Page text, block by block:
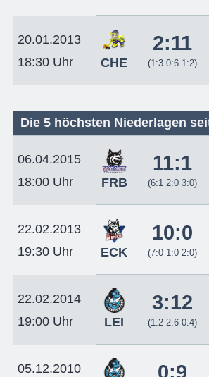
20.01.2013
18:30 Uhr
CHE
2:11
(1:3 0:6 1:2)
Die 5 höchsten Niederlagen
06.04.2015
18:00 Uhr
FRB
11:1
(6:1 2:0 3:0)
22.02.2013
19:30 Uhr
ECK
10:0
(7:0 1:0 2:0)
22.02.2014
19:00 Uhr
LEI
3:12
(1:2 2:6 0:4)
05.12.2010
0:9